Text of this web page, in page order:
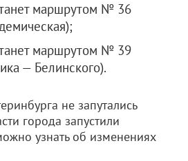
маршрутом № 36
маршрутом № 39
— Белинского).
не запутались
города запустили
узнать об изменениях